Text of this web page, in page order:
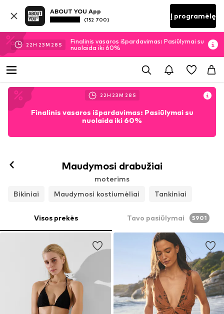
ABOUT YOU App
(152 700) Į programėlę
22H 23M 24 S
Finalinis vasaros išpardavimas: Pasiūlymai su
nuolaida iki 60%
22H 23M 24 S
Finalinis vasaros išpardavimas: Pasiūlymai su
nuolaida iki 60%
Maudymosi drabužiai
moterims
Bikiniai
Maudymosi kostiumėliai Tankiniai
Visos prekės Tavo pasiūlymai 5901